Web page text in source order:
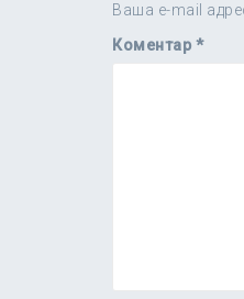
Ваша e-mail
Коментар *